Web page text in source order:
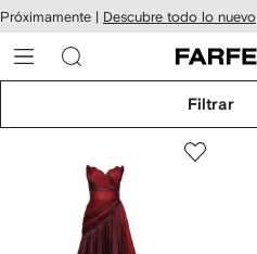
al
Próximamente | Descubre todo lo nuevo
Filtrar